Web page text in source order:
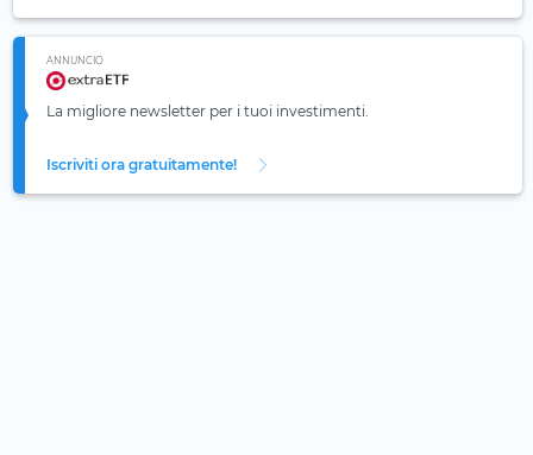
ANNUNCIO
La migliore newsletter per i tuoi investimenti.
Iscriviti ora gratuitamente!